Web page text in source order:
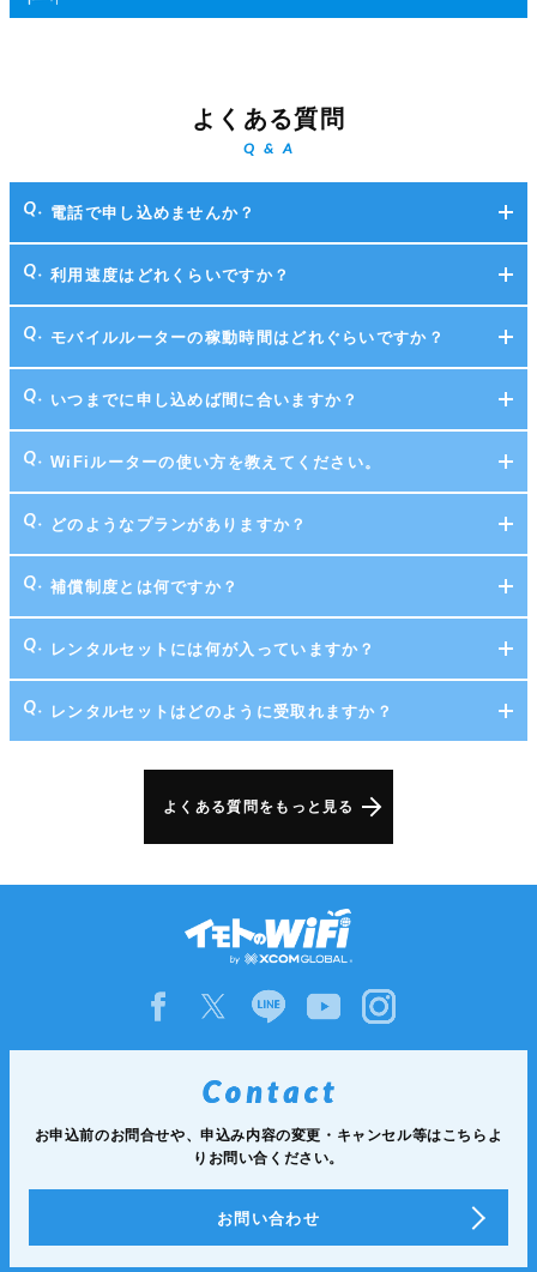
よくある質問
Q & A
電話で申し込めませんか？
利用速度はどれくらいですか？
モバイルルーターの稼動時間はどれぐらいですか？
いつまでに申し込めば間に合いますか？
WiFiルーターの使い方を教えてください。
どのようなプランがありますか？
補償制度とは何ですか？
レンタルセットには何が入っていますか？
レンタルセットはどのように受取れますか？
よくある質問をもっと見る
お申込前のお問合せや、申込み内容の変更・キャンセル等はこちらよ
りお問い合ください。
お問い合わせ